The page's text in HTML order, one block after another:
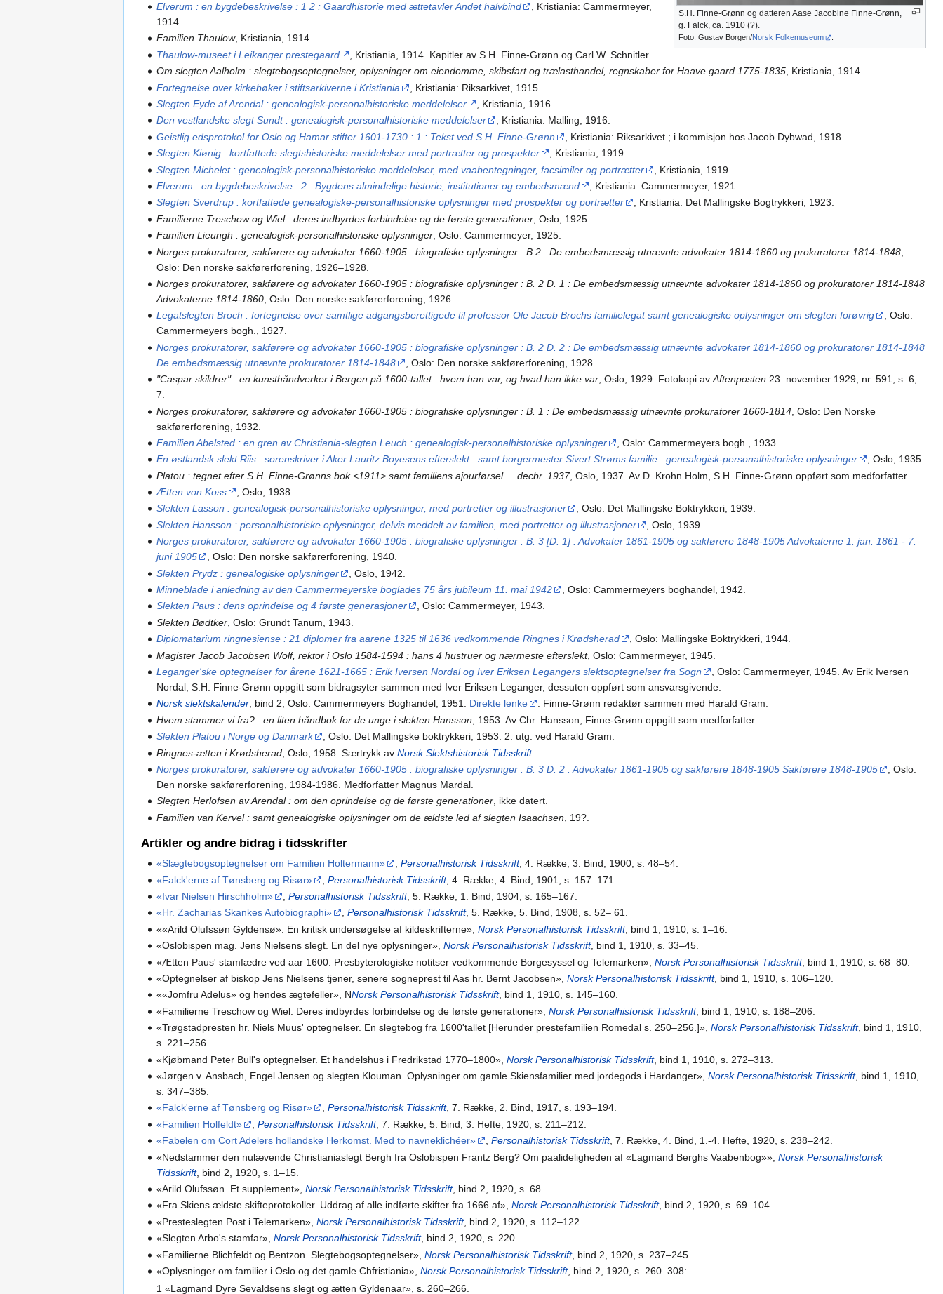
S.H. Finne-Grønn og datteren Aase Jacobine Finne-Grønn,
g. Falck, ca. 1910 (?).
Foto: Gustav Borgen/Norsk Folkemuseum .
Elverum : en bygdebeskrivelse : 1 2 : Gaardhistorie med ættetavler Andet halvbind
, Kristiania: Cammermeyer,
1914.
Familien Thaulow, Kristiania, 1914.
Thaulow-museet i Leikanger prestegaard
, Kristiania, 1914. Kapitler av S.H. Finne-Grønn og Carl W. Schnitler.
Om slegten Aalholm : slegtebogsoptegnelser, oplysninger om eiendomme, skibsfart og trælasthandel, regnskaber for Haave gaard 1775-1835, Kristiania, 1914.
Fortegnelse over kirkebøker i stiftsarkiverne i Kristiania
, Kristiania: Riksarkivet, 1915.
Slegten Eyde af Arendal : genealogisk-personalhistoriske meddelelser
, Kristiania, 1916.
Den vestlandske slegt Sundt : genealogisk-personalhistoriske meddelelser
, Kristiania: Malling, 1916.
Geistlig edsprotokol for Oslo og Hamar stifter 1601-1730 : 1 : Tekst ved S.H. Finne-Grønn
, Kristiania: Riksarkivet ; i kommisjon hos Jacob Dybwad, 1918.
Slegten Kiønig : kortfattede slegtshistoriske meddelelser med portrætter og prospekter
, Kristiania, 1919.
Slegten Michelet : genealogisk-personalhistoriske meddelelser, med vaabentegninger, facsimiler og portrætter
, Kristiania, 1919.
Elverum : en bygdebeskrivelse : 2 : Bygdens almindelige historie, institutioner og embedsmænd
, Kristiania: Cammermeyer, 1921.
Slegten Sverdrup : kortfattede genealogiske-personalhistoriske oplysninger med prospekter og portrætter
, Kristiania: Det Mallingske Bogtrykkeri, 1923.
Familierne Treschow og Wiel : deres indbyrdes forbindelse og de første generationer , Oslo, 1925.
Familien Lieungh : genealogisk-personalhistoriske oplysninger , Oslo: Cammermeyer, 1925.
Norges prokuratorer, sakførere og advokater 1660-1905 : biografiske oplysninger : B.2 : De embedsmæssig utnævnte advokater 1814-1860 og prokuratorer 1814-1848
Oslo: Den norske sakførerforening, 1926–1928.
Norges prokuratorer, sakførere og advokater 1660-1905 : biografiske oplysninger : B. 2 D. 1 : De embedsmæssig utnævnte advokater 1814-1860 og prokuratorer 1814-1848
Advokaterne 1814-1860 , Oslo: Den norske sakførerforening, 1926.
Legatslegten Broch : fortegnelse over samtlige adgangsberettigede til professor Ole Jacob Brochs familielegat samt genealogiske oplysninger om slegten forøvrig
, Oslo:
Cammermeyers bogh., 1927.
Norges prokuratorer, sakførere og advokater 1660-1905 : biografiske oplysninger : B. 2 D. 2 : De embedsmæssig utnævnte advokater 1814-1860 og prokuratorer 1814-1848
De embedsmæssig utnævnte prokuratorer 1814-1848
, Oslo: Den norske sakførerforening, 1928.
"Caspar skildrer" : en kunsthåndverker i Bergen på 1600-tallet : hvem han var, og hvad han ikke var , Oslo, 1929. Fotokopi avAftenposten 23. november 1929, nr. 591, s. 6,
7.
Norges prokuratorer, sakførere og advokater 1660-1905 : biografiske oplysninger : B. 1 : De embedsmæssig utnævnte prokuratorer 1660-1814 , Oslo: Den Norske
sakførerforening, 1932.
Familien Abelsted : en gren av Christiania-slegten Leuch : genealogisk-personalhistoriske oplysninger
, Oslo: Cammermeyers bogh., 1933.
En østlandsk slekt Riis : sorenskriver i Aker Lauritz Boyesens efterslekt : samt borgermester Sivert Strøms familie : genealogisk-personalhistoriske oplysninger
, Oslo, 1935.
Platou : tegnet efter S.H. Finne-Grønns bok <1911> samt familiens ajourførsel ... decbr. 1937, Oslo, 1937. Av D. Krohn Holm, S.H. Finne-Grønn oppført som medforfatter.
Ætten von Koss
, Oslo, 1938.
Slekten Lasson : genealogisk-personalhistoriske oplysninger, med portretter og illustrasjoner
, Oslo: Det Mallingske Boktrykkeri, 1939.
Slekten Hansson : personalhistoriske oplysninger, delvis meddelt av familien, med portretter og illustrasjoner
, Oslo, 1939.
Norges prokuratorer, sakførere og advokater 1660-1905 : biografiske oplysninger : B. 3 [D. 1] : Advokater 1861-1905 og sakførere 1848-1905 Advokaterne 1. jan. 1861 - 7.
juni 1905
, Oslo: Den norske sakførerforening, 1940.
Slekten Prydz : genealogiske oplysninger
, Oslo, 1942.
Minneblade i anledning av den Cammermeyerske boglades 75 års jubileum 11. mai 1942
, Oslo: Cammermeyers boghandel, 1942.
Slekten Paus : dens oprindelse og 4 første generasjoner
, Oslo: Cammermeyer, 1943.
Slekten Bødtker , Oslo: Grundt Tanum, 1943.
Diplomatarium ringnesiense : 21 diplomer fra aarene 1325 til 1636 vedkommende Ringnes i Krødsherad
, Oslo: Mallingske Boktrykkeri, 1944.
Magister Jacob Jacobsen Wolf, rektor i Oslo 1584-1594 : hans 4 hustruer og nærmeste efterslekt, Oslo: Cammermeyer, 1945.
Leganger'ske optegnelser for årene 1621-1665 : Erik Iversen Nordal og Iver Eriksen Legangers slektsoptegnelser fra Sogn
, Oslo: Cammermeyer, 1945. Av Erik Iversen
Nordal; S.H. Finne-Grønn oppgitt som bidragsyter sammen med Iver Eriksen Leganger, dessuten oppført som ansvarsgivende.
Norsk slektskalender, bind 2, Oslo: Cammermeyers Boghandel, 1951. Direkte lenke
. Finne-Grønn redaktør sammen med Harald Gram.
Hvem stammer vi fra? : en liten håndbok for de unge i slekten Hansson , 1953. Av Chr. Hansson; Finne-Grønn oppgitt som medforfatter.
Slekten Platou i Norge og Danmark
, Oslo: Det Mallingske boktrykkeri, 1953. 2. utg. ved Harald Gram.
Ringnes-ætten i Krødsherad , Oslo, 1958. Særtrykk avNorsk Slektshistorisk Tidsskrift.
Norges prokuratorer, sakførere og advokater 1660-1905 : biografiske oplysninger : B. 3 D. 2 : Advokater 1861-1905 og sakførere 1848-1905 Sakførere 1848-1905
, Oslo:
Den norske sakførerforening, 1984-1986. Medforfatter Magnus Mardal.
Slegten Herlofsen av Arendal : om den oprindelse og de første generationer, ikke datert.
Familien van Kervel : samt genealogiske oplysninger om de ældste led af slegten Isaachsen , 19?.
Artikler og andre bidrag i tidsskrifter
«Slægtebogsoptegnelser om Familien Holtermann» ,Personalhistorisk Tidsskrift, 4. Række, 3. Bind, 1900, s. 48–54.
«Falck'erne af Tønsberg og Risør»
,Personalhistorisk Tidsskrift, 4. Række, 4. Bind, 1901, s. 157–171.
«Ivar Nielsen Hirschholm»
,Personalhistorisk Tidsskrift, 5. Række, 1. Bind, 1904, s. 165–167.
«Hr. Zacharias Skankes Autobiographi»
,Personalhistorisk Tidsskrift, 5. Række, 5. Bind, 1908, s. 52– 61.
««Arild Olufssøn Gyldensø». En kritisk undersøgelse af kildeskrifterne»,Norsk Personalhistorisk Tidsskrift, bind 1, 1910, s. 1–16.
«Oslobispen mag. Jens Nielsens slegt. En del nye oplysninger»,Norsk Personalhistorisk Tidsskrift, bind 1, 1910, s. 33–45.
«Ætten Paus' stamfædre ved aar 1600. Presbyterologiske notitser vedkommende Borgesyssel og Telemarken»,Norsk Personalhistorisk Tidsskrift, bind 1, 1910, s. 68–80.
«Optegnelser af biskop Jens Nielsens tjener, senere sogneprest til Aas hr. Bernt Jacobsen»,Norsk Personalhistorisk Tidsskrift, bind 1, 1910, s. 106–120.
««Jomfru Adelus» og hendes ægtefeller», NNorsk Personalhistorisk Tidsskrift, bind 1, 1910, s. 145–160.
«Familierne Treschow og Wiel. Deres indbyrdes forbindelse og de første generationer»,Norsk Personalhistorisk Tidsskrift, bind 1, 1910, s. 188–206.
«Trøgstadpresten hr. Niels Muus' optegnelser. En slegtebog fra 1600'tallet [Herunder prestefamilien Romedal s. 250–256.]»,Norsk Personalhistorisk Tidsskrift, bind 1, 1910,
s. 221–256.
«Kjøbmand Peter Bull's optegnelser. Et handelshus i Fredrikstad 1770–1800»,Norsk Personalhistorisk Tidsskrift, bind 1, 1910, s. 272–313.
«Jørgen v. Ansbach, Engel Jensen og slegten Klouman. Oplysninger om gamle Skiensfamilier med jordegods i Hardanger»,Norsk Personalhistorisk Tidsskrift, bind 1, 1910,
s. 347–385.
«Falck'erne af Tønsberg og Risør»
,Personalhistorisk Tidsskrift, 7. Række, 2. Bind, 1917, s. 193–194.
«Familien Holfeldt»
,Personalhistorisk Tidsskrift, 7. Række, 5. Bind, 3. Hefte, 1920, s. 211–212.
«Fabelen om Cort Adelers hollandske Herkomst. Med to navneklichéer»
,Personalhistorisk Tidsskrift, 7. Række, 4. Bind, 1.-4. Hefte, 1920, s. 238–242.
«Nedstammer den nulævende Christianiaslegt Bergh fra Oslobispen Frantz Berg? Om paalideligheden af «Lagmand Berghs Vaabenbog»»,Norsk Personalhistorisk
Tidsskrift, bind 2, 1920, s. 1–15.
«Arild Olufssøn. Et supplement»,Norsk Personalhistorisk Tidsskrift, bind 2, 1920, s. 68.
«Fra Skiens ældste skifteprotokoller. Uddrag af alle indførte skifter fra 1666 af»,Norsk Personalhistorisk Tidsskrift, bind 2, 1920, s. 69–104.
«Presteslegten Post i Telemarken»,Norsk Personalhistorisk Tidsskrift, bind 2, 1920, s. 112–122.
«Slegten Arbo's stamfar»,Norsk Personalhistorisk Tidsskrift, bind 2, 1920, s. 220.
«Familierne Blichfeldt og Bentzon. Slegtebogsoptegnelser»,Norsk Personalhistorisk Tidsskrift, bind 2, 1920, s. 237–245.
«Oplysninger om familier i Oslo og det gamle Chfristiania»,Norsk Personalhistorisk Tidsskrift, bind 2, 1920, s. 260–308:
1 «Lagmand Dyre Sevaldsens slegt og ætten Gyldenaar», s. 260–266.